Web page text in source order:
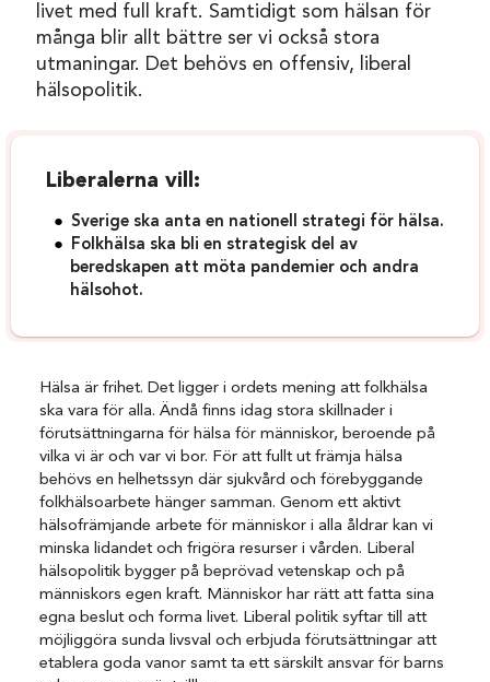
livet med full kraft. Samtidigt som hälsan för
många blir allt bättre ser vi också stora
utmaningar. Det behövs en offensiv, liberal
hälsopolitik.
Liberalerna vill:
Sverige ska anta en nationell strategi för hälsa.
Folkhälsa ska bli en strategisk del av
beredskapen att möta pandemier och andra
hälsohot.
Hälsa är frihet. Det ligger i ordets mening att folkhälsa
ska vara för alla. Ändå finns idag stora skillnader i
förutsättningarna för hälsa för människor, beroende på
vilka vi är och var vi bor. För att fullt ut främja hälsa
behövs en helhetssyn där sjukvård och förebyggande
folkhälsoarbete hänger samman. Genom ett aktivt
hälsofrämjande arbete för människor i alla åldrar kan vi
minska lidandet och frigöra resurser i vården. Liberal
hälsopolitik bygger på beprövad vetenskap och på
människors egen kraft. Människor har rätt att fatta sina
egna beslut och forma livet. Liberal politik syftar till att
möjliggöra sunda livsval och erbjuda förutsättningar att
etablera goda vanor samt ta ett särskilt ansvar för barns